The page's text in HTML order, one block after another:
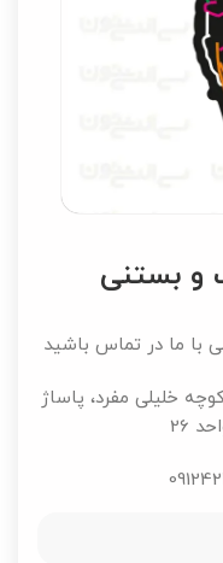
و بستنی
با ما در تماس باشید
خلیلی مفرد، پاساژ
26